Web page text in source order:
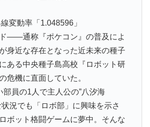
変動率「1.048596」
——通称『ポケコン』の普及によ
身近な存在となった近未来の種子
ある中央種子島高校『ロボット研
危機に直面していた。
部員の1人で主人公の”八汐海
況でも「ロボ部」に興味を示さ
ボット格闘ゲームに夢中。そんな